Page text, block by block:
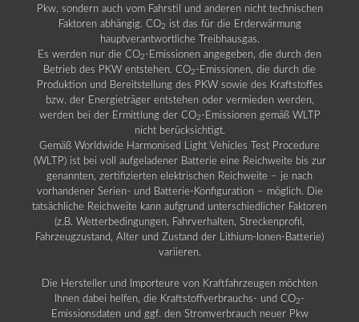
Pkw, sondern auch vom Fahrstil und anderen nicht technischen
Faktoren abhängig. CO2 ist das für die Erderwärmung
hauptverantwortliche Treibhausgas.
Es werden nur die CO2 -Emissionen angegeben, die durch den
Betrieb des PKW entstehen. CO2 -Emissionen, die durch die
Produktion und Bereitstellung des PKW sowie des Kraftstoffes
bzw. der Energieträger entstehen oder vermieden werden,
werden bei der Ermittlung der CO2 -Emissionen gemäß WLTP
nicht berücksichtigt.
Gemäß Worldwide Harmonised Light Vehicles Test Procedure
(WLTP) ist bei voll aufgeladener Batterie eine Reichweite bis zur
genannten, zertifizierten elektrischen Reichweite – je nach
vorhandener Serien- und Batterie-Konfiguration – möglich. Die
tatsächliche Reichweite kann aufgrund unterschiedlicher Faktoren
(z.B. Wetterbedingungen, Fahrverhalten, Streckenprofil,
Fahrzeugzustand, Alter und Zustand der Lithium-Ionen-Batterie)
variieren.
Die Hersteller und Importeure von Kraftfahrzeugen möchten
Ihnen dabei helfen, die Kraftstoffverbrauchs- und CO2 -
Emissionsdaten und ggf. den Stromverbrauch neuer Pkw